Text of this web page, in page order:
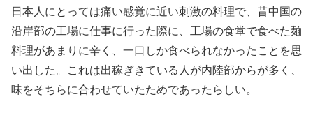
日本人にとっては痛い感覚に近い刺激の料理で、昔中国の
沿岸部の工場に仕事に行った際に、工場の食堂で食べた麺
料理があまりに辛く、一口しか食べられなかったことを思
い出した。これは出稼ぎきている人が内陸部からが多く、
味をそちらに合わせていたためであったらしい。